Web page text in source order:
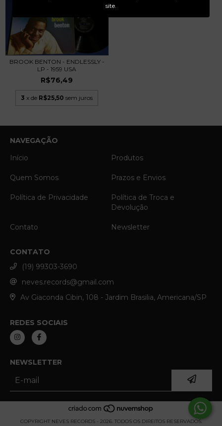
site.
BROOK BENTON - ENDLESSLY -
LP - 1959 USA
R$76,49
3 x de R$25,50 sem juros
NAVEGAÇÃO
Início
Produtos
Quem Somos Prazos e Envios
Política de Privacidade
Política de Troca e
Devolução
Contato Newsletter
CONTATO
(19) 99303-3690
neves.records@gmail.com
Av Giaconda Cibin, 108 - Jardim Brasilia, Americana/SP
REDES SOCIAIS
NEWSLETTER
COPYRIGHT NEVES RECORDS - 2026. TODOS OS DIREITOS RESERVADOS.